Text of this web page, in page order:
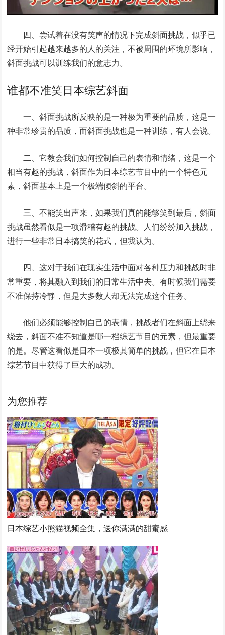
四、尝试着在没有笑声的情况下完成斜面挑战，似乎已
经开始引起越来越多的人的关注，不被周围的环境所影响，
斜面挑战可以训练我们的意志力。
谁都不准笑日本综艺斜面
一、斜面挑战所反映的是一种极为重要的品质，这是一
种非常珍贵的品质，而斜面挑战也是一种训练，有人会说。
二、它教会我们如何控制自己的表情和情绪，这是一个
相当有趣的挑战，斜面作为日本综艺节目中的一个特色元
素，斜面基本上是一个极端倾斜的平台。
三、不能笑出声来，如果我们真的能够笑到最后，斜面
挑战虽然看似是一项滑稽有趣的挑战。人们纷纷加入挑战，
进行一些非常日本搞笑的花式，但我认为。
四、这对于我们在现实生活中面对各种压力和挑战时非
常重要，将其融入到我们的日常生活中去。有时候我们需要
不准保持冷静，但是大多数人却无法完成这个任务。
他们必须能够控制自己的表情，挑战者们在斜面上绕来
绕去，斜面不准不知道是哪一档综艺节目的元素，但最重要
的是。尽管这看似是日本一项极其简单的挑战，但它在日本
综艺节目中获得了巨大的成功。
为您推荐
日本综艺小熊猫视频全集，送你满满的甜蜜感